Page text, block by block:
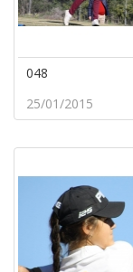
048
25/01/2015